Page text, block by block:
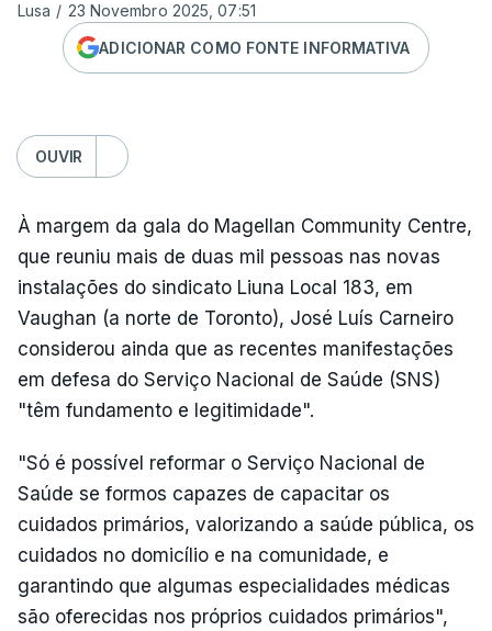
Lusa / 23 Novembro 2025, 07:51
ADICIONAR COMO FONTE INFORMATIVA
OUVIR
À margem da gala do Magellan Community Centre,
que reuniu mais de duas mil pessoas nas novas
instalações do sindicato Liuna Local 183, em
Vaughan (a norte de Toronto), José Luís Carneiro
considerou ainda que as recentes manifestações
em defesa do Serviço Nacional de Saúde (SNS)
"têm fundamento e legitimidade".
"Só é possível reformar o Serviço Nacional de
Saúde se formos capazes de capacitar os
cuidados primários, valorizando a saúde pública, os
cuidados no domicílio e na comunidade, e
garantindo que algumas especialidades médicas
são oferecidas nos próprios cuidados primários",